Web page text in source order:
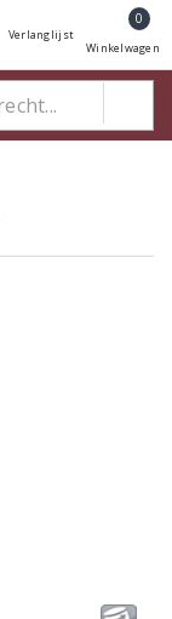
Verlanglijst
0
Winkelwagen